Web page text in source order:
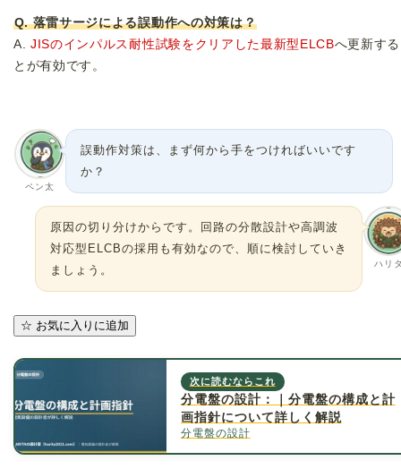
Q. 落雷サージによる誤動作への対策は？
A.JISのインパルス耐性試験をクリアした最新型ELCBへ更新す
とが有効です。
ペン太
誤動作対策は、まず何から手をつければいいです
か？
ハリ
原因の切り分けからです。回路の分散設計や高調波
対応型ELCBの採用も有効なので、順に検討していき
ましょう。
☆ お気に入りに追加
次に読むならこれ
分電盤の設計：｜分電盤の構成と計
画指針について詳しく解説
分電盤の設計